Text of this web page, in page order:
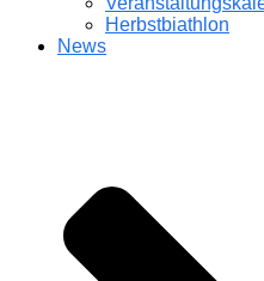
Herbstbiathlon
News